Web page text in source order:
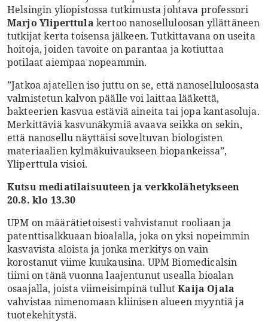
Helsingin yliopistossa tutkimusta johtava professori
Marjo Yliperttula kertoo nanoselluloosan yllättäneen
tutkijat kerta toisensa jälkeen. Tutkittavana on useita
hoitoja, joiden tavoite on parantaa ja kotiuttaa
potilaat aiempaa nopeammin.
”Jatkoa ajatellen iso juttu on se, että nanoselluloosasta
valmistetun kalvon päälle voi laittaa lääkettä,
bakteerien kasvua estäviä aineita tai jopa kantasoluja.
Merkittäviä kasvunäkymiä avaava seikka on sekin,
että nanosellu näyttäisi soveltuvan biologisten
materiaalien kylmäkuivaukseen biopankeissa”,
Yliperttula visioi.
Kutsu mediatilaisuuteen ja verkkolähetykseen
20.8. klo 13.30
UPM on määrätietoisesti vahvistanut rooliaan ja
patenttisalkkuaan bioalalla, joka on yksi nopeimmin
kasvavista aloista ja jonka merkitys on vain
korostanut viime kuukausina. UPM Biomedicalsin
tiimi on tänä vuonna laajentunut usealla bioalan
osaajalla, joista viimeisimpinä tullutKaija Ojala
vahvistaa nimenomaan kliinisen alueen myyntiä ja
tuotekehitystä.